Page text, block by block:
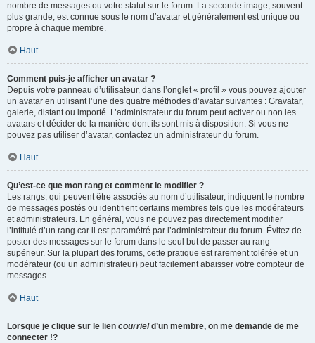
nombre de messages ou votre statut sur le forum. La seconde image, souvent
plus grande, est connue sous le nom d’avatar et généralement est unique ou
propre à chaque membre.
Haut
Comment puis-je afficher un avatar ?
Depuis votre panneau d’utilisateur, dans l’onglet « profil » vous pouvez ajouter
un avatar en utilisant l’une des quatre méthodes d’avatar suivantes : Gravatar,
galerie, distant ou importé. L’administrateur du forum peut activer ou non les
avatars et décider de la manière dont ils sont mis à disposition. Si vous ne
pouvez pas utiliser d’avatar, contactez un administrateur du forum.
Haut
Qu’est-ce que mon rang et comment le modifier ?
Les rangs, qui peuvent être associés au nom d’utilisateur, indiquent le nombre
de messages postés ou identifient certains membres tels que les modérateurs
et administrateurs. En général, vous ne pouvez pas directement modifier
l’intitulé d’un rang car il est paramétré par l’administrateur du forum. Évitez de
poster des messages sur le forum dans le seul but de passer au rang
supérieur. Sur la plupart des forums, cette pratique est rarement tolérée et un
modérateur (ou un administrateur) peut facilement abaisser votre compteur de
messages.
Haut
Lorsque je clique sur le lien courrield’un membre, on me demande de me
connecter !?